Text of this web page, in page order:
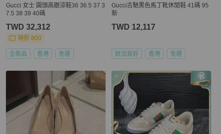
Gucci 女士 圓頭高跟涼鞋36 36.5 37 3
7.5 38 39 40碼
TWD 32,312
現折 800
全新品 香港 免運
Gucci古馳黑色馬丁靴休閒鞋 41碼 95
新
TWD 12,117
狀況良好 香港 免運